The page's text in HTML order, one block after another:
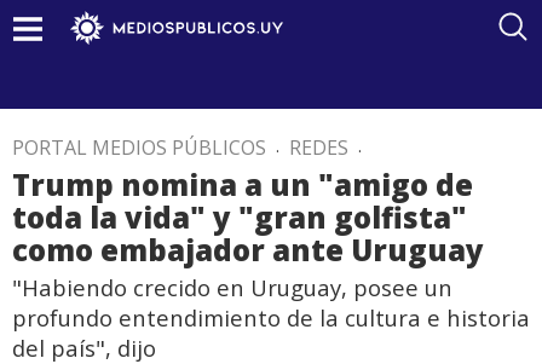
PORTAL MEDIOS PÚBLICOS . REDES .
Trump nomina a un "amigo de
toda la vida" y "gran golfista"
como embajador ante Uruguay
"Habiendo crecido en Uruguay, posee un
profundo entendimiento de la cultura e historia
del país", dijo